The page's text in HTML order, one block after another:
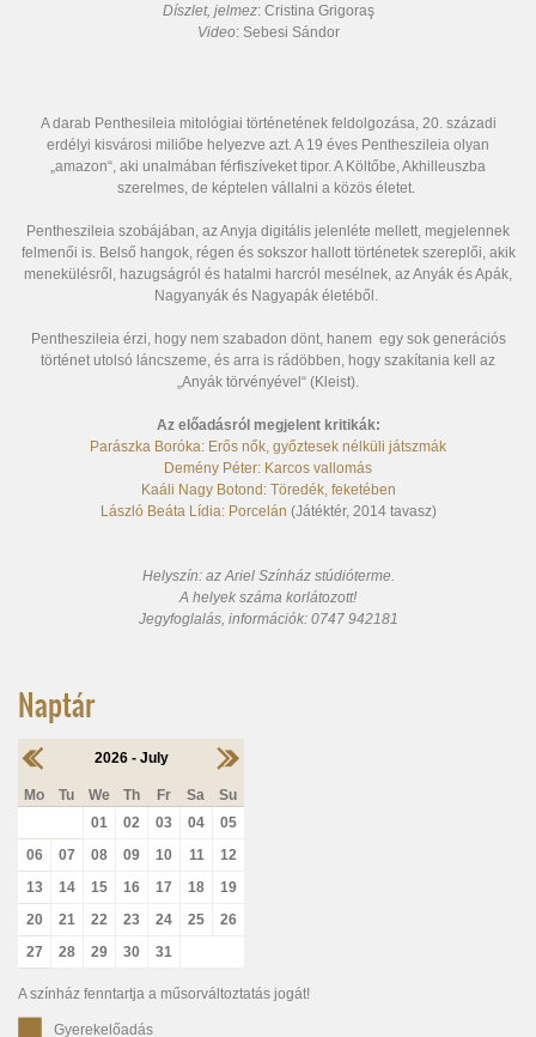
Naptár
2026 - July
Mo Tu We Th Fr Sa
Su
01
02 03 04
05
06
07 08 09 10 11
12
13
14 15 16 17 18
19
20
21 22 23 24 25
26
27
28 29 30 31
A színház fenntartja a műsorváltoztatás jogát!
Gyerekelőadás
Díszlet, jelmez: Cristina Grigoraş
Video: Sebesi Sándor
A darab Penthesileia mitológiai történetének feldolgozása, 20. századi
erdélyi kisvárosi miliőbe helyezve azt. A 19 éves Pentheszileia olyan
„amazon“, aki unalmában férfiszíveket tipor. A Költőbe, Akhilleuszba
szerelmes, de képtelen vállalni a közös életet.
Pentheszileia szobájában, az Anyja digitális jelenléte mellett, megjelennek
felmenői is. Belső hangok, régen és sokszor hallott történetek szereplői, akik
menekülésről, hazugságról és hatalmi harcról mesélnek, az Anyák és Apák,
Nagyanyák és Nagyapák életéből.
Pentheszileia érzi, hogy nem szabadon dönt, hanem egy sok generációs
történet utolsó láncszeme, és arra is rádöbben, hogy szakítania kell az
„Anyák törvényével“ (Kleist).
Az előadásról megjelent kritikák:
Parászka Boróka: Erős nők, győztesek nélküli játszmák
Demény Péter: Karcos vallomás
Kaáli Nagy Botond: Töredék, feketében
László Beáta Lídia: Porcelán (Játéktér, 2014 tavasz)
Helyszín: az Ariel Színház stúdióterme.
A helyek száma korlátozott!
Jegyfoglalás, információk: 0747 942181